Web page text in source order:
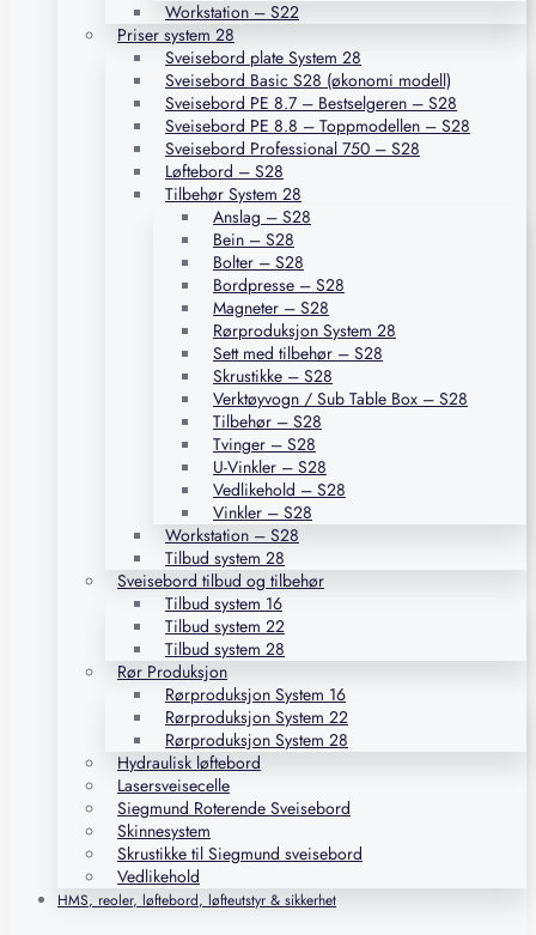
Workstation – S22
Priser system 28
Sveisebord plate System 28
Sveisebord Basic S28 (økonomi modell)
Sveisebord PE 8.7 – Bestselgeren – S28
Sveisebord PE 8.8 – Toppmodellen – S28
Sveisebord Professional 750 – S28
Løftebord – S28
Tilbehør System 28
Anslag – S28
Bein – S28
Bolter – S28
Bordpresse – S28
Magneter – S28
Rørproduksjon System 28
Sett med tilbehør – S28
Skrustikke – S28
Verktøyvogn / Sub Table Box – S28
Tilbehør – S28
Tvinger – S28
U-Vinkler – S28
Vedlikehold – S28
Vinkler – S28
Workstation – S28
Tilbud system 28
Sveisebord tilbud og tilbehør
Tilbud system 16
Tilbud system 22
Tilbud system 28
Rør Produksjon
Rørproduksjon System 16
Rørproduksjon System 22
Rørproduksjon System 28
Hydraulisk løftebord
Lasersveisecelle
Siegmund Roterende Sveisebord
Skinnesystem
Skrustikke til Siegmund sveisebord
Vedlikehold
HMS, reoler, løftebord, løfteutstyr & sikkerhet